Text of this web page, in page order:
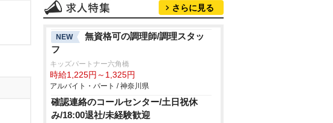
さらに見る
NEW
無資格可の調理師/調理スタッ
フ
キッズパートナー六角橋
時給1,225円～1,325円
アルバイト・パート / 神奈川県
確認連絡のコールセンター/土日祝休
み/18:00退社/未経験歓迎